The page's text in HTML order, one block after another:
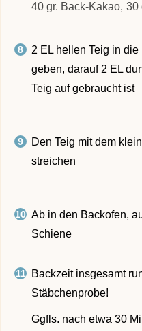
40 gr. Back-Kakao, 30
2 EL hellen Teig in
geben, darauf 2 EL
Teig auf gebraucht ist
Den Teig mit dem
streichen
Ab in den Backofen,
Schiene
Backzeit insgesamt
Stäbchenprobe!
Ggfls. nach etwa 30